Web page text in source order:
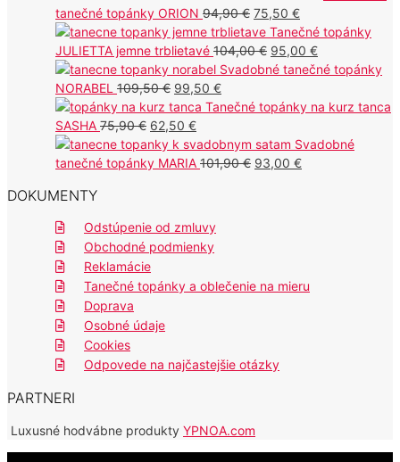
tanečné topánky ORION 94,90€ Pôvodná
cena
bola:
94,90 €.
75,50 €Aktuálna
cena
je:
75,50 €.
Tanečné topánky
JULIETTA jemne trblietavé 104,00€ Pôvodná
cena
104,00 €.
95,00 €Aktuálna
cena
95,00 €.
Svadobné tanečné topánky
NORABEL 109,50€ Pôvodná
cena
bola:
109,50 €.
99,50 €Aktuálna
cena
99,50 €.
Tanečné topánky na kurz tanca
SASHA 75,90€ Pôvodná
cena
bola:
62,50 €Aktuálna
cena
je:
Svadobné
tanečné topánky MARIA 101,90€ Pôvodná
93,00 €Aktuálna
DOKUMENTY
Odstúpenie od zmluvy
Obchodné podmienky
Reklamácie
Tanečné topánky a oblečenie na mieru
Doprava
Osobné údaje
Cookies
Odpovede na najčastejšie otázky
PARTNERI
Luxusné hodvábne produkty YPNOA.com